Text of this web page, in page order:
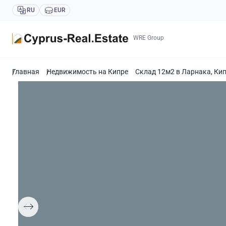
RU EUR
WRE Group
Главная Недвижимость на Кипре Склад 12м2 в Ларнака,